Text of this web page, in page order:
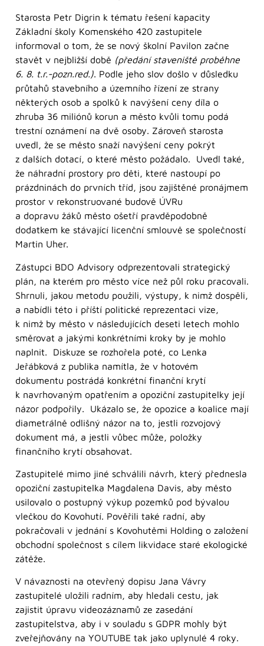
Starosta Petr Digrin k tématu řešení kapacity
Základní školy Komenského 420 zastupitele
informoval o tom, že se nový školní Pavilon začne
stavět v nejbližší době (předání staveniště proběhne
6. 8. t.r.-pozn.red.). Podle jeho slov došlo v důsledku
průtahů stavebního a územního řízení ze strany
některých osob a spolků k navýšení ceny díla o
zhruba 36 miliónů korun a město kvůli tomu podá
trestní oznámení na dvě osoby. Zároveň starosta
uvedl, že se město snaží navýšení ceny pokrýt
z dalších dotací, o které město požádalo. Uvedl také,
že náhradní prostory pro děti, které nastoupí po
prázdninách do prvních tříd, jsou zajištěné pronájmem
prostor v rekonstruované budově ÚVRu
a dopravu žáků město ošetří pravděpodobně
dodatkem ke stávající licenční smlouvě se společností
Martin Uher.
Zástupci BDO Advisory odprezentovali strategický
plán, na kterém pro město více než půl roku pracovali.
Shrnuli, jakou metodu použili, výstupy, k nimž dospěli,
a nabídli této i příští politické reprezentaci vize,
k nimž by město v následujících deseti letech mohlo
směrovat a jakými konkrétními kroky by je mohlo
naplnit. Diskuze se rozhořela poté, co Lenka
Jeřábková z publika namítla, že v hotovém
dokumentu postrádá konkrétní finanční krytí
k navrhovaným opatřením a opoziční zastupitelky její
názor podpořily. Ukázalo se, že opozice a koalice mají
diametrálně odlišný názor na to, jestli rozvojový
dokument má, a jestli vůbec může, položky
finančního krytí obsahovat.
Zastupitelé mimo jiné schválili návrh, který přednesla
opoziční zastupitelka Magdalena Davis, aby město
usilovalo o postupný výkup pozemků pod bývalou
vlečkou do Kovohutí. Pověřili také radní, aby
pokračovali v jednání s Kovohutěmi Holding o založení
obchodní společnost s cílem likvidace staré ekologické
zátěže.
V návaznosti na otevřený dopisu Jana Vávry
zastupitelé uložili radním, aby hledali cestu, jak
zajistit úpravu videozáznamů ze zasedání
zastupitelstva, aby i v souladu s GDPR mohly být
zveřejňovány na YOUTUBE tak jako uplynulé 4 roky.